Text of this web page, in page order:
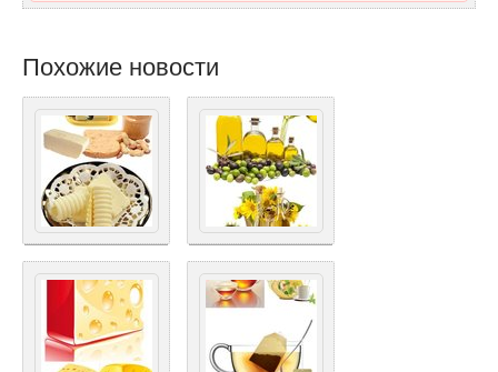
Похожие новости